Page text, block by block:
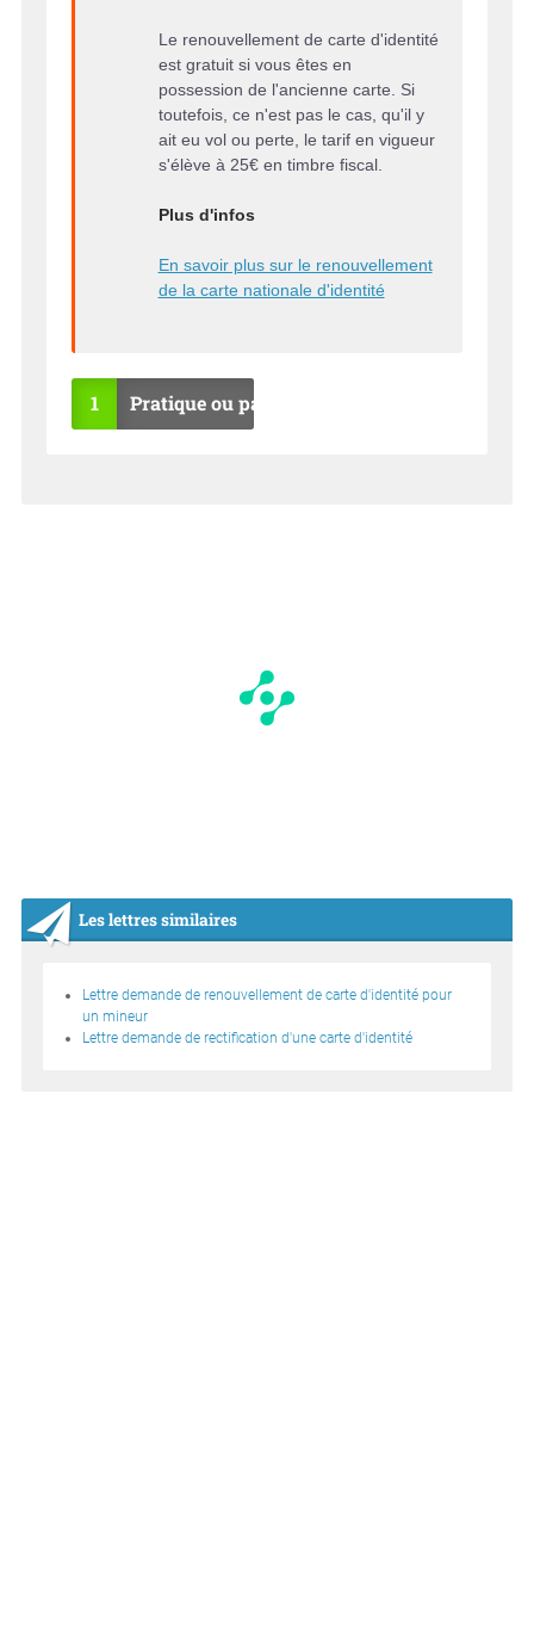
Le renouvellement de carte d'identité
est gratuit si vous êtes en
possession de l'ancienne carte. Si
toutefois, ce n'est pas le cas, qu'il y
ait eu vol ou perte, le tarif en vigueur
s'élève à 25€ en timbre fiscal.
Plus d'infos
En savoir plus sur le renouvellement
de la carte nationale d'identité
1 Pratique ou pas ?
Les lettres similaires
Lettre demande de renouvellement de carte d'identité pour
un mineur
Lettre demande de rectification d'une carte d'identité